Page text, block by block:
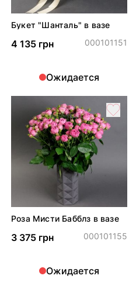
Букет "Шанталь" в вазе
4 135 грн 000101151
Ожидается
Роза Мисти Бабблз в вазе
3 375 грн 000101155
Ожидается